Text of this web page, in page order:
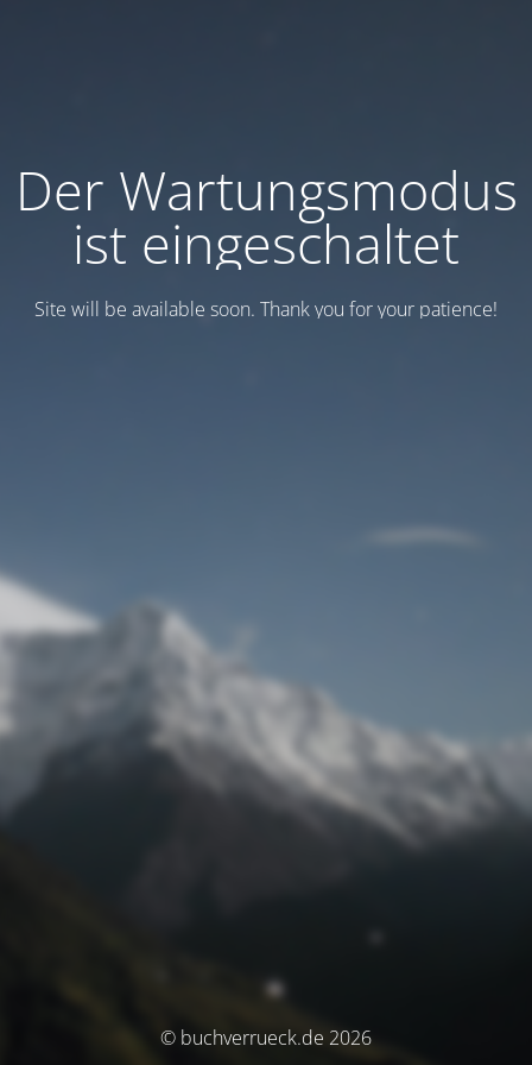
Der Wartungsmodus
ist eingeschaltet
Site will be available soon. Thank you for your patience!
© buchverrueck.de 2026